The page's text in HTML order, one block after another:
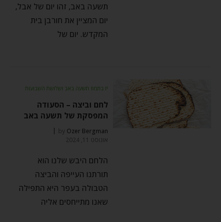
תשעה באב, זהו יום של אבל,
יום המציין את חורבן בית
המקדש. יום של
יז בתמוז תשעה באב ושלושת השבועות
לחם וביצה – הסעודה
המפסקת של תשעה באב
by Ozer Bergman
אוגוסט 11, 2024
הלחם היבש שלנו הוא
תורתנו העייפה והביצה
הטבולה בעפר היא התפילה
שאנו מתייחסים אליה